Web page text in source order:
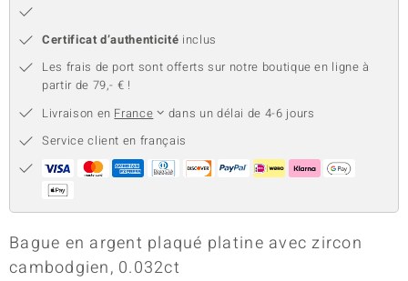
Certificat d’authenticité inclus
Les frais de port sont offerts sur notre boutique en ligne à
partir de 79,- € !
Livraison en France
dans un délai de 4-6 jours
Service client en français
Bague en argent plaqué platine avec zircon
cambodgien, 0.032ct